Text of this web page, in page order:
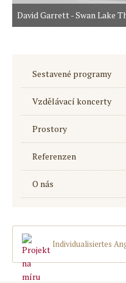
David Garrett - Swan Lake
Sestavené programy
Vzdělávací koncerty
Prostory
Referenzen
O nás
Individualisiertes